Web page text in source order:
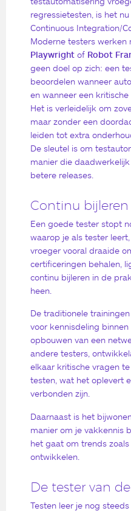
regressietesten, is het
Continuous Integration/
Moderne testers werken
Playwright of Robot
geen doel op zich: een
beoordelen wanneer
en wanneer een
Het is verleidelijk om
maar zonder een
leiden tot extra
De sleutel is om
manier die
betere releases.
Continu bijleren
Een goede tester stopt
waarop je als tester
vroeger vooral draaide
certificeringen behalen,
continu bijleren in de
heen.
De traditionele
voor kennisdeling
opbouwen van een
andere testers,
elkaar kritische vragen
testen, wat het oplevert
verbonden zijn.
Daarnaast is het
manier om je vakkennis
het gaat om trends
ontwikkelen.
De tester van
Testen leer je nog